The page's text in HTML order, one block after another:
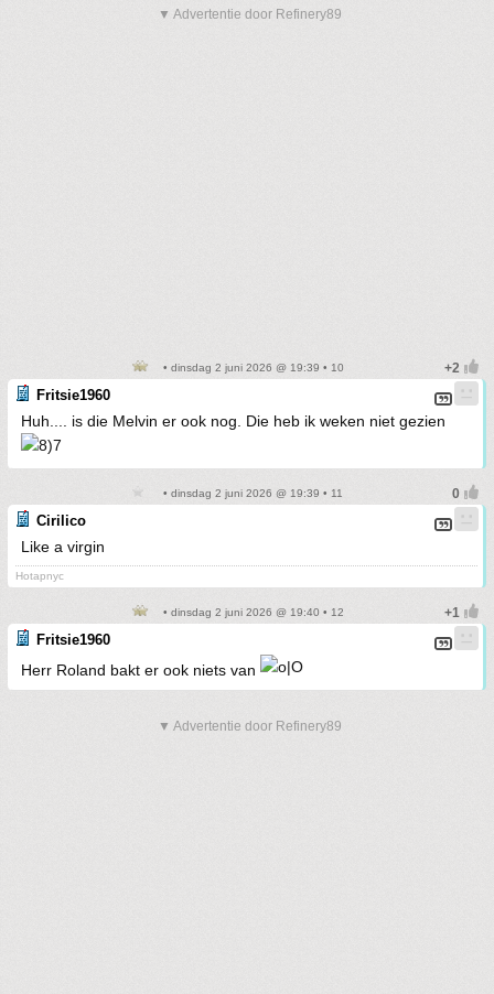
▼ Advertentie door Refinery89
• dinsdag 2 juni 2026 @ 19:39 • 10
Fritsie1960
Huh.... is die Melvin er ook nog. Die heb ik weken niet gezien
• dinsdag 2 juni 2026 @ 19:39 • 11
Cirilico
Like a virgin
Hotapnyc
• dinsdag 2 juni 2026 @ 19:40 • 12
Fritsie1960
Herr Roland bakt er ook niets van
▼ Advertentie door Refinery89